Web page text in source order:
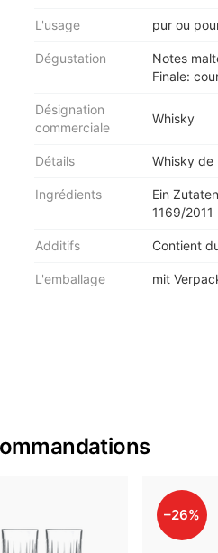
L'usage pur ou
Dégustation
Notes
Finale:
Désignation
commerciale
Whisky
Détails Whisky de
Ingrédients
Ein
1169/
Additifs Contient
L'emballage mit
–26%